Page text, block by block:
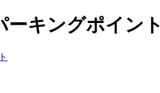
ーキングポイント